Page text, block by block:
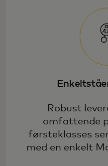
Robust
omfattende
førsteklasses
med en enkelt